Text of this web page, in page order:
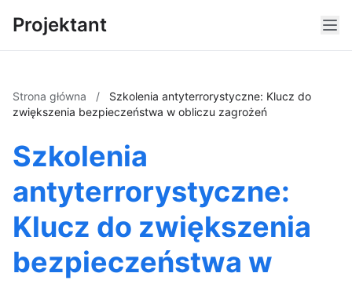
Projektant
Strona główna /
Szkolenia antyterrorystyczne: Klucz do
zwiększenia bezpieczeństwa w obliczu zagrożeń
Szkolenia
antyterrorystyczne:
Klucz do zwiększenia
bezpieczeństwa w